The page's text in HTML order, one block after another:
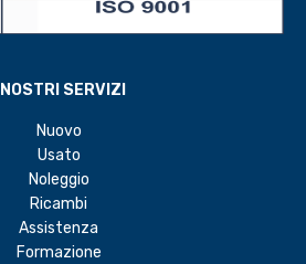
I NOSTRI SERVIZI
Nuovo
Usato
Noleggio
Ricambi
Assistenza
Formazione